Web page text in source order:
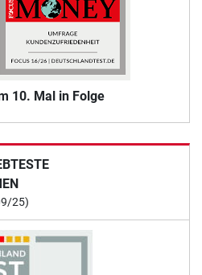
10. Mal in Folge
25)